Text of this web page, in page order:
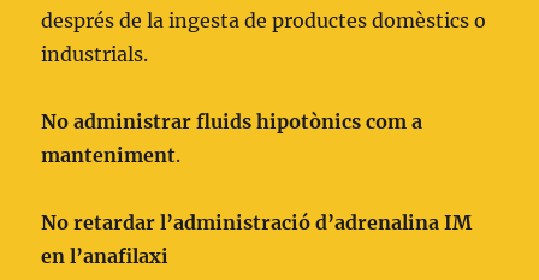
després de la ingesta de productes domèstics o
industrials.
No administrar fluids hipotònics com a
manteniment.
No retardar l’administració d’adrenalina IM
en l’anafilaxi